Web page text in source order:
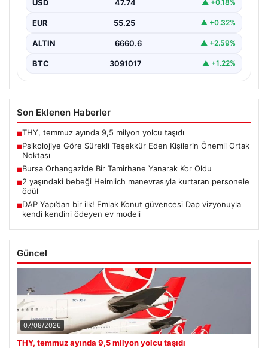
nezaket kuralı…
USD 47.74 ▲ +0.18%
EUR 55.25 ▲ +0.32%
ALTIN 6660.6 ▲ +2.59%
BTC 3091017 ▲ +1.22%
Son Eklenen Haberler
■THY, temmuz ayında 9,5 milyon yolcu taşıdı
■Psikolojiye Göre Sürekli Teşekkür Eden Kişilerin Önemli Ortak
Noktası
■Bursa Orhangazi’de Bir Tamirhane Yanarak Kor Oldu
■2 yaşındaki bebeği Heimlich manevrasıyla kurtaran personele
ödül
■DAP Yapı’dan bir ilk! Emlak Konut güvencesi Dap vizyonuyla
kendi kendini ödeyen ev modeli
Güncel
07/08/2026
THY, temmuz ayında 9,5 milyon yolcu taşıdı